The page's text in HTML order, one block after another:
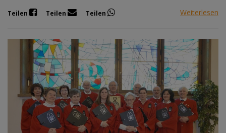
Teilen Teilen Teilen Weiterlesen